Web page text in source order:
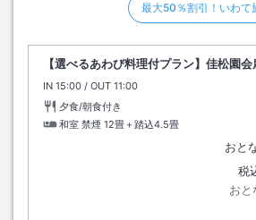
最大50％割引！いわ
【選べるあわび料理付プラン】佳松園
IN チェックイン
15:00 / OUT チェックアウト
11:00
夕食/朝食付き
和室 禁煙 12畳＋踏込4.5畳
おと
税
おと